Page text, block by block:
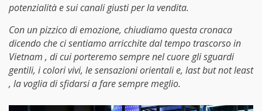
potenzialità e sui canali giusti per la vendita.
Con un pizzico di emozione, chiudiamo questa cronaca
dicendo che ci sentiamo arricchite dal tempo trascorso in
Vietnam , di cui porteremo sempre nel cuore gli sguardi
gentili, i colori vivi, le sensazioni orientali e, last but not least
, la voglia di sfidarsi a fare sempre meglio.